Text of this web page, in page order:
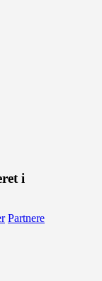
i
Partnere